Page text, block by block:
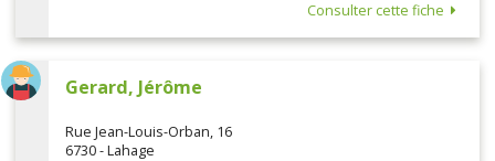
Consulter cette fiche
Gerard, Jérôme
Rue Jean-Louis-Orban, 16
6730 - Lahage